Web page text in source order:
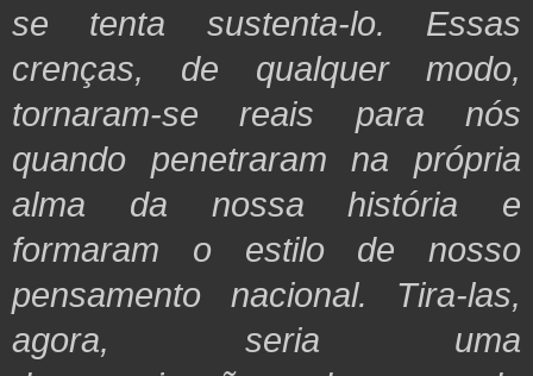
se tenta sustenta-lo. Essas
crenças, de qualquer modo,
tornaram-se reais para nós
quando penetraram na própria
alma da nossa história e
formaram o estilo de nosso
pensamento nacional. Tira-las,
agora, seria uma